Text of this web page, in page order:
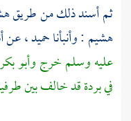
ثم أسند ذلك من طريق
هشيم : وأنبأناحميد ،عن
عليه وسلم خرجوأبو بكر
في بردة قد خالف بين